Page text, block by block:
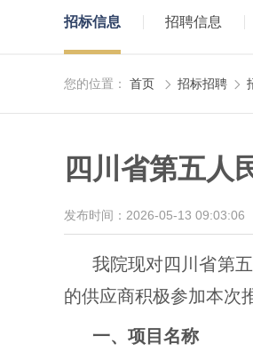
招标信息 招聘信息
您的位置： 首页  招标招聘 
四川省第五人
发布时间：2026-05-13 09:03:06
我院现对四川省第
的供应商积极参加本次
一、项目名称